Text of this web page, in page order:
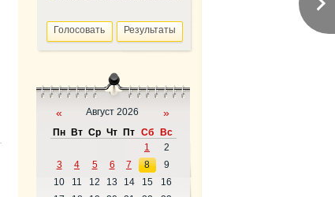
« Август 2026 »
Пн Вт Ср Чт Пт Сб
Вс
1
2
3
4 5 6 7 8
9
10
11 12 13 14 15
16